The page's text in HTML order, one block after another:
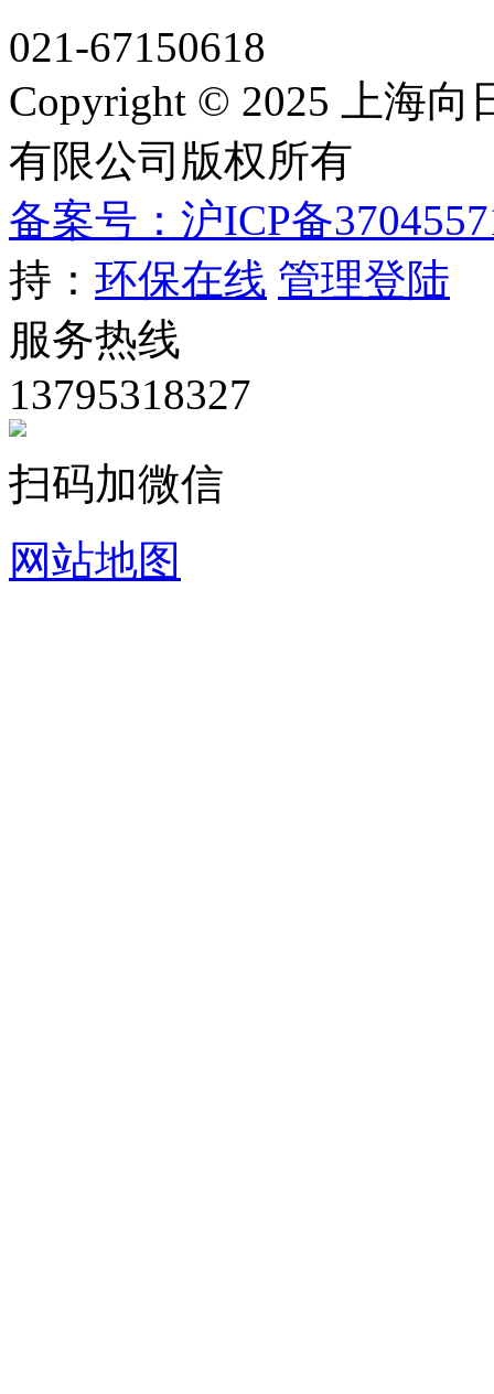
021-67150618
Copyright © 2025 上海
有限公司版权所有
备案号：沪ICP备
持： 环保在线 管理登陆
服务热线
13795318327
扫码加微信
网站地图